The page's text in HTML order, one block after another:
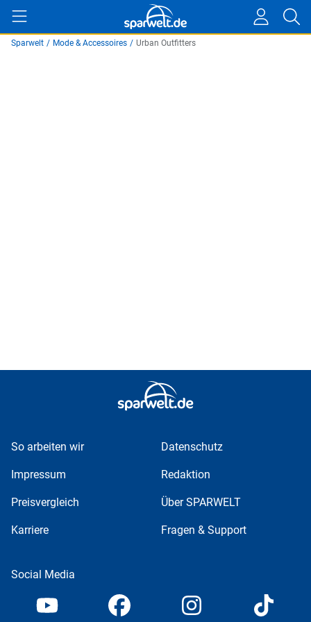
Sparwelt / Mode & Accessoires / Urban Outfitters
So arbeiten wir Datenschutz
Impressum Redaktion
Preisvergleich Über SPARWELT
Karriere Fragen & Support
Social Media